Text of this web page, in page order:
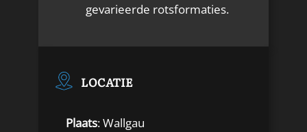
gevarieerde rotsformaties.
LOCATIE
Plaats: Wallgau